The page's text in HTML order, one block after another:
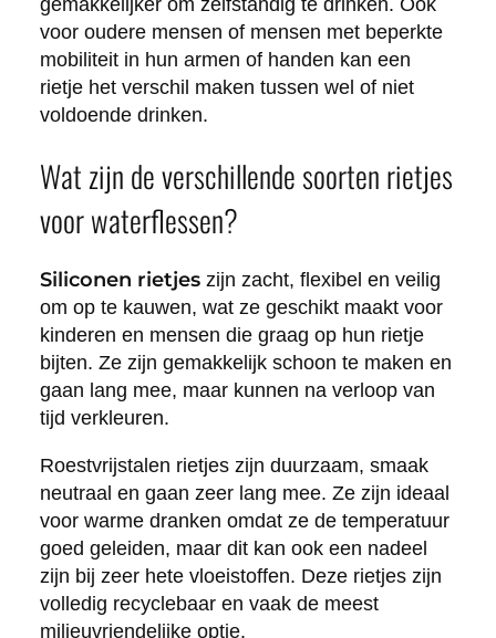
gemakkelijker om zelfstandig te drinken. Ook
voor oudere mensen of mensen met beperkte
mobiliteit in hun armen of handen kan een
rietje het verschil maken tussen wel of niet
voldoende drinken.
Wat zijn de verschillende soorten rietjes
voor waterflessen?
Siliconen rietjeszijn zacht, flexibel en veilig
om op te kauwen, wat ze geschikt maakt voor
kinderen en mensen die graag op hun rietje
bijten. Ze zijn gemakkelijk schoon te maken en
gaan lang mee, maar kunnen na verloop van
tijd verkleuren.
Roestvrijstalen rietjes zijn duurzaam, smaak
neutraal en gaan zeer lang mee. Ze zijn ideaal
voor warme dranken omdat ze de temperatuur
goed geleiden, maar dit kan ook een nadeel
zijn bij zeer hete vloeistoffen. Deze rietjes zijn
volledig recyclebaar en vaak de meest
milieuvriendelijke optie.